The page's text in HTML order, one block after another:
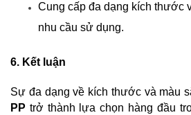
Cung cấp đa dạng kích thước
nhu cầu sử dụng.
6. Kết luận
Sự đa dạng về kích thước và màu
PP trở thành lựa chọn hàng đầu